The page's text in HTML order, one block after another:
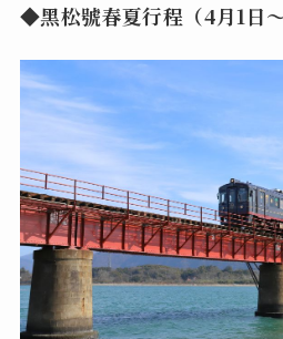
◆黑松號春夏行程（4月1日